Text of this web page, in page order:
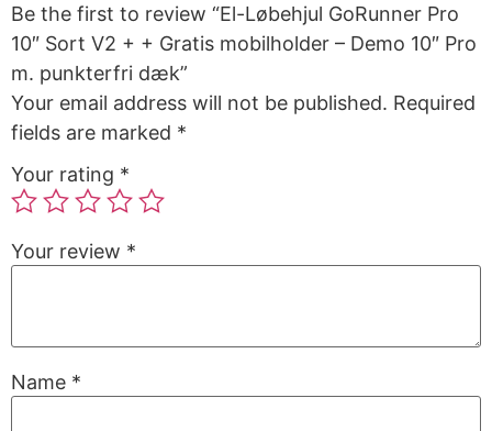
Be the first to review “El-Løbehjul GoRunner Pro
10″ Sort V2 + + Gratis mobilholder – Demo 10″ Pro
m. punkterfri dæk”
Your email address will not be published. Required
fields are marked *
Your rating *
Your review *
Name *